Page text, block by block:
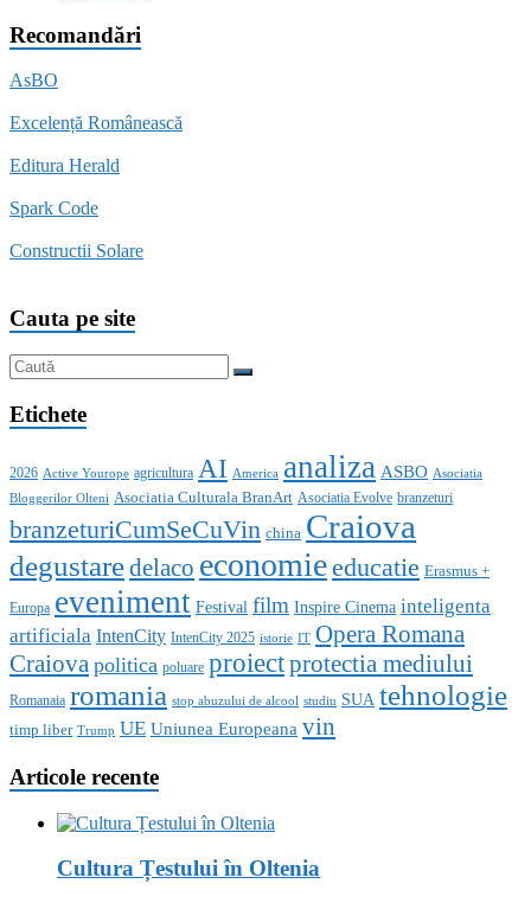
Recomandări
AsBO
Excelență Românească
Editura Herald
Spark Code
Constructii Solare
Cauta pe site
Etichete
2026 Active Yourope agricultura AI America analiza ASBO Asociatia
Bloggerilor Olteni Asociatia Culturala BranArt Asociatia Evolve branzeturi
branzeturiCumSeCuVin china Craiova
degustaredelaco economieeducatie Erasmus +
Europa eveniment Festival film Inspire Cinema inteligenta
artificiala IntenCity IntenCity 2025 istorie IT Opera Romana
Craiova politica poluare proiectprotectia mediului
Romanaia romania stop abuzului de alcool studiu SUA tehnologie
timp liber Trump UE Uniunea Europeana vin
Articole recente
Cultura Țestului în Oltenia